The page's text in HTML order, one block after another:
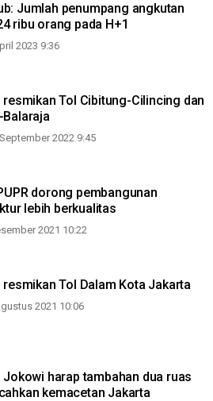
Jumlah penumpang angkutan
ribu orang pada H+1
2023 9:36
resmikan Tol Cibitung-Cilincing dan
2022 9:45
dorong pembangunan
lebih berkualitas
2021 10:22
resmikan Tol Dalam Kota Jakarta
2021 10:06
Jokowi harap tambahan dua ruas
kemacetan Jakarta